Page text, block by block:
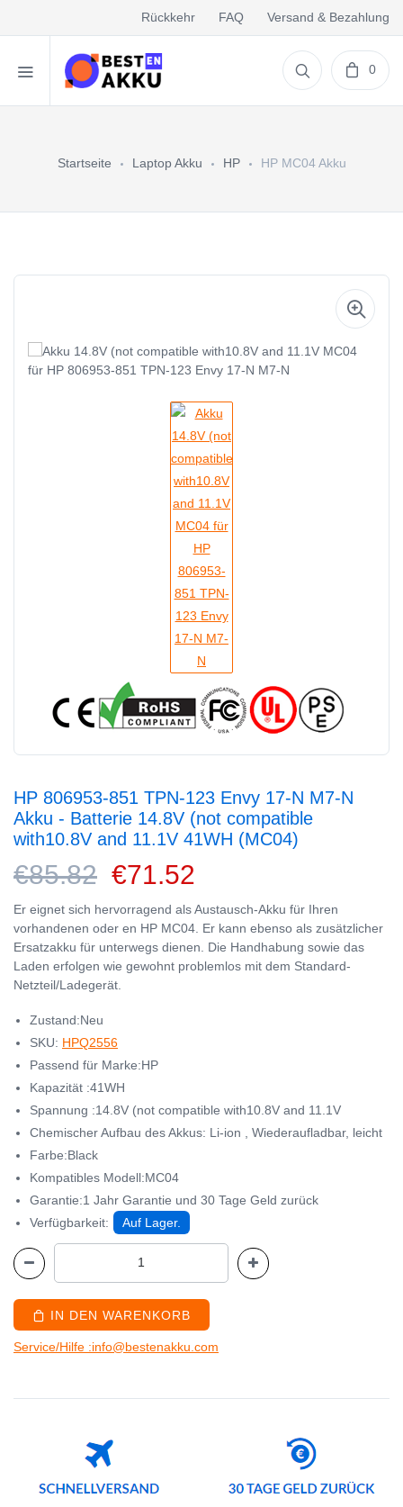
Rückkehr FAQ Versand & Bezahlung
0
Startseite Laptop Akku HP HP MC04 Akku
HP 806953-851 TPN-123 Envy 17-N M7-N
Akku - Batterie 14.8V (not compatible
with10.8V and 11.1V 41WH (MC04)
€85.82 €71.52
Er eignet sich hervorragend als Austausch-Akku für Ihren
vorhandenen oder en HP MC04. Er kann ebenso als zusätzlicher
Ersatzakku für unterwegs dienen. Die Handhabung sowie das
Laden erfolgen wie gewohnt problemlos mit dem Standard-
Netzteil/Ladegerät.
Zustand:Neu
SKU: HPQ2556
Passend für Marke:HP
Kapazität :41WH
Spannung :14.8V (not compatible with10.8V and 11.1V
Chemischer Aufbau des Akkus: Li-ion , Wiederaufladbar, leicht
Farbe:Black
Kompatibles Modell:MC04
Garantie:1 Jahr Garantie und 30 Tage Geld zurück
Verfügbarkeit:
Auf Lager.
IN DEN WARENKORB
Service/Hilfe :info@bestenakku.com